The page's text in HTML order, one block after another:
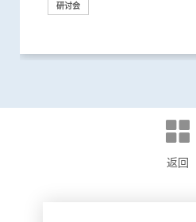
研讨会
研究
研究
研究
健康推广计划
奖项及荣誉
研究
研究
研究
研究
研究
研究
里程碑
研究
研讨会
奖项及荣誉
健康推广计划
外科创新技术
研究
研究
研究
研究
返回